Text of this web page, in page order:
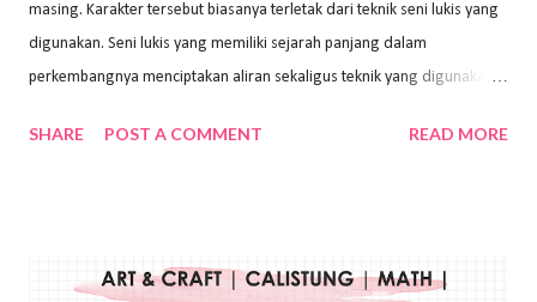
masing. Karakter tersebut biasanya terletak dari teknik seni lukis yang
digunakan. Seni lukis yang memiliki sejarah panjang dalam
perkembangnya menciptakan aliran sekaligus teknik yang digunakan.
Wayan Kun Adnyana, teknik yang berbeda tentunya akan
menggunakan bahan dasar cat air, cat akrilik, atau cat minyak dengan
SHARE POST A COMMENT READ MORE